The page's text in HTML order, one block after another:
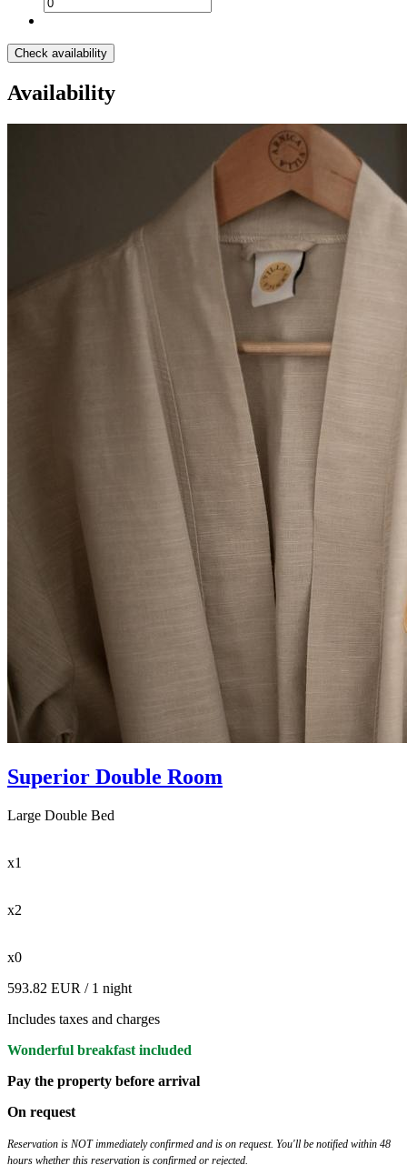
Check availability
Availability
Superior Double Room
Large Double Bed
x1
x2
x0
593.82 EUR / 1 night
Includes taxes and charges
Wonderful breakfast included
Pay the property before arrival
On request
Reservation is NOT immediately confirmed and is on request. You'll be notified within 48
hours whether this reservation is confirmed or rejected.